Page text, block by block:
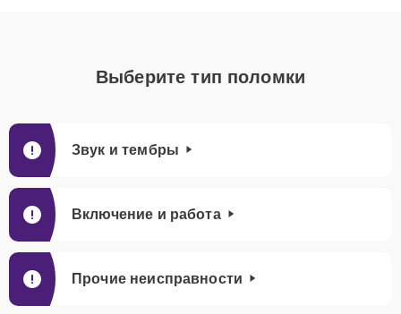
Выберите тип поломки
Звук и тембры
Включение и работа
Прочие неисправности